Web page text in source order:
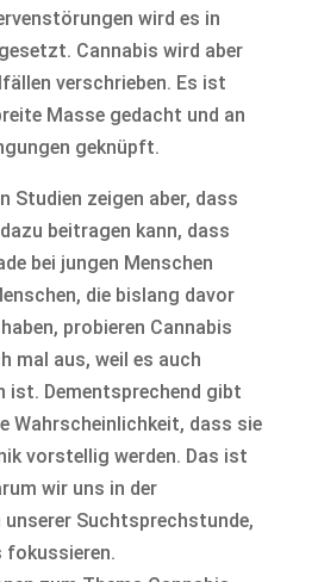
wird es in
Cannabis wird aber
verschrieben. Es ist
Masse gedacht und an
geknüpft.
Studien zeigen aber, dass
beitragen kann, dass
bei jungen Menschen
die bislang davor
probieren Cannabis
mal aus, weil es auch
ist. Dementsprechend gibt
Wahrscheinlichkeit, dass sie
vorstellig werden. Das ist
wir uns in der
Suchtsprechstunde,
fokussieren.